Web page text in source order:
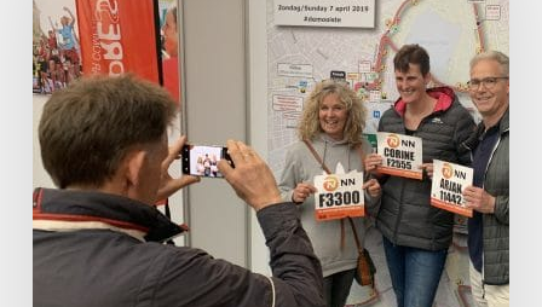
sponsor
NN
Marathon